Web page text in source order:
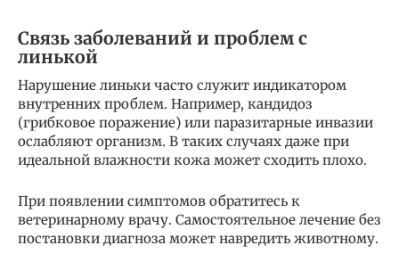
Связь заболеваний и проблем с
линькой
Нарушение линьки часто служит индикатором
внутренних проблем. Например, кандидоз
(грибковое поражение) или паразитарные инвазии
ослабляют организм. В таких случаях даже при
идеальной влажности кожа может сходить плохо.
При появлении симптомов обратитесь к
ветеринарному врачу. Самостоятельное лечение без
постановки диагноза может навредить животному.